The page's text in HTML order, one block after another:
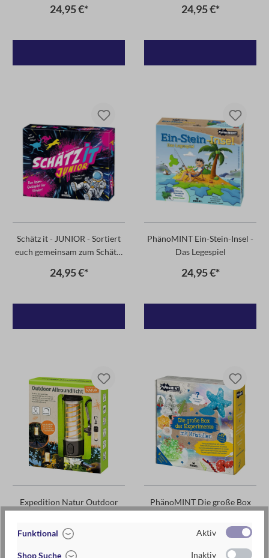
24,95 €* 24,95 €*
Schätz it - JUNIOR - Sortiert
euch gemeinsam zum Schätz-
24,95 €*
PhänoMINT Ein-Stein-Insel -
Das Legespiel
24,95 €*
Expedition Natur Outdoor
24,95 €*
PhänoMINT Die große Box
Kristallen
24,95 €*
Funktional Aktiv
Shop Suche Inaktiv